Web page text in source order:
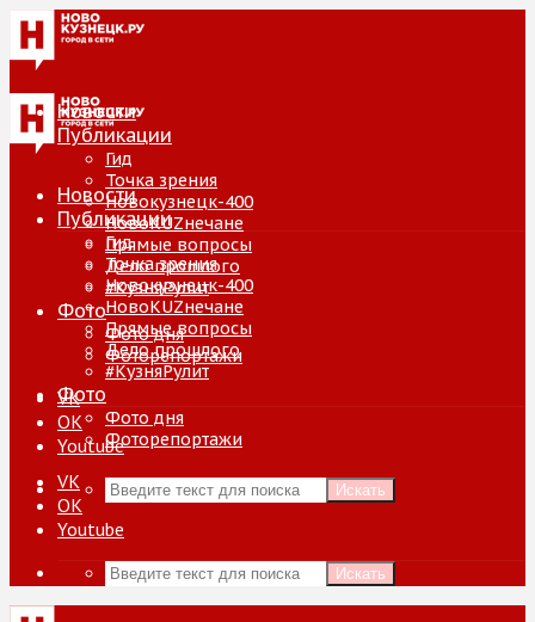
Новости
Публикации
Гид
Точка зрения
Новокузнецк-400
НовоKUZнечане
Прямые вопросы
Дело прошлого
#КузняРулит
Фото
Фото дня
Фоторепортажи
VK
ОК
Youtube
Искать
Новости
Публикации
Гид
Точка зрения
Новокузнецк-400
НовоKUZнечане
Прямые вопросы
Дело прошлого
#КузняРулит
Фото
Фото дня
Фоторепортажи
VK
ОК
Youtube
Искать